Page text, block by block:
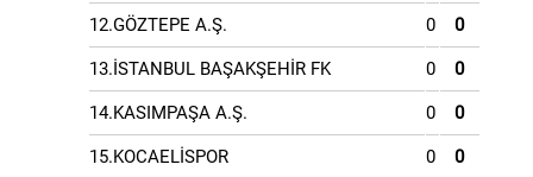
12.GÖZTEPE A.Ş. 0 0
13.İSTANBUL BAŞAKŞEHİR FK 0 0
14.KASIMPAŞA A.Ş. 0 0
15.KOCAELİSPOR 0 0